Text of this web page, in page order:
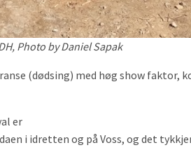
Photo by Daniel Sapak
(dødsing) med høg show faktor,
er
i idretten og på Voss, og det